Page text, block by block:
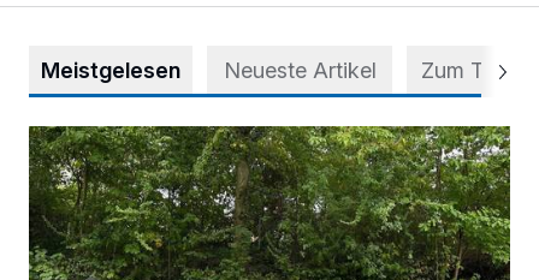
Meistgelesen Neueste Artikel Zum Thema
Aus Grau wird Haltung